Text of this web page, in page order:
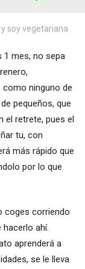
soy vegetariana
1 mes, no sepa
como ninguno de
pequeños, que
el retrete, pues el
tu, con
más rápido que
por lo que
coges corriendo
hacerlo ahí.
aprenderá a
se le lleva